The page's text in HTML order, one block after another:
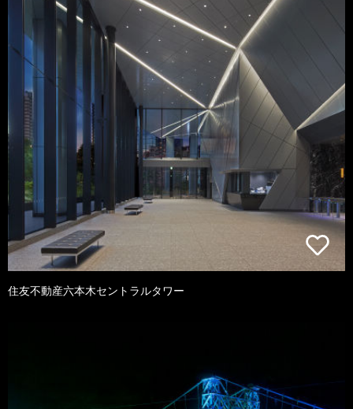
住友不動産六本木セントラルタワー